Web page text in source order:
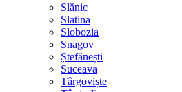
Slănic
Slatina
Slobozia
Snagov
Ștefănești
Suceava
Târgoviște